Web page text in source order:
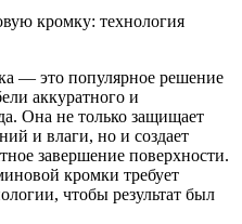
— это популярное решение
аккуратного и
Она не только защищает
и влаги, но и создает
завершение поверхности.
кромки требует
чтобы результат был